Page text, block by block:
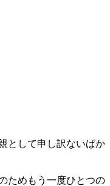
として申し訳ないばか
ためもう一度ひとつの